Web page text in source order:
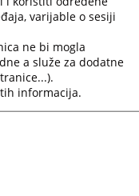
varijable o sesiji
ne bi mogla
a služe za dodatne
informacija.